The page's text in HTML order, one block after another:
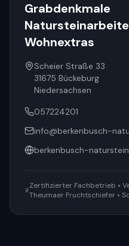
Grabdenkmale
Wohnextras
Scheier Straße 33
31675 Bückeburg
Niedersachsen
057224201
info@berkenbusch-
berkenbusch-
Zertifizierter Fachbetrieb •
Theumaer Fruchtschiefer •